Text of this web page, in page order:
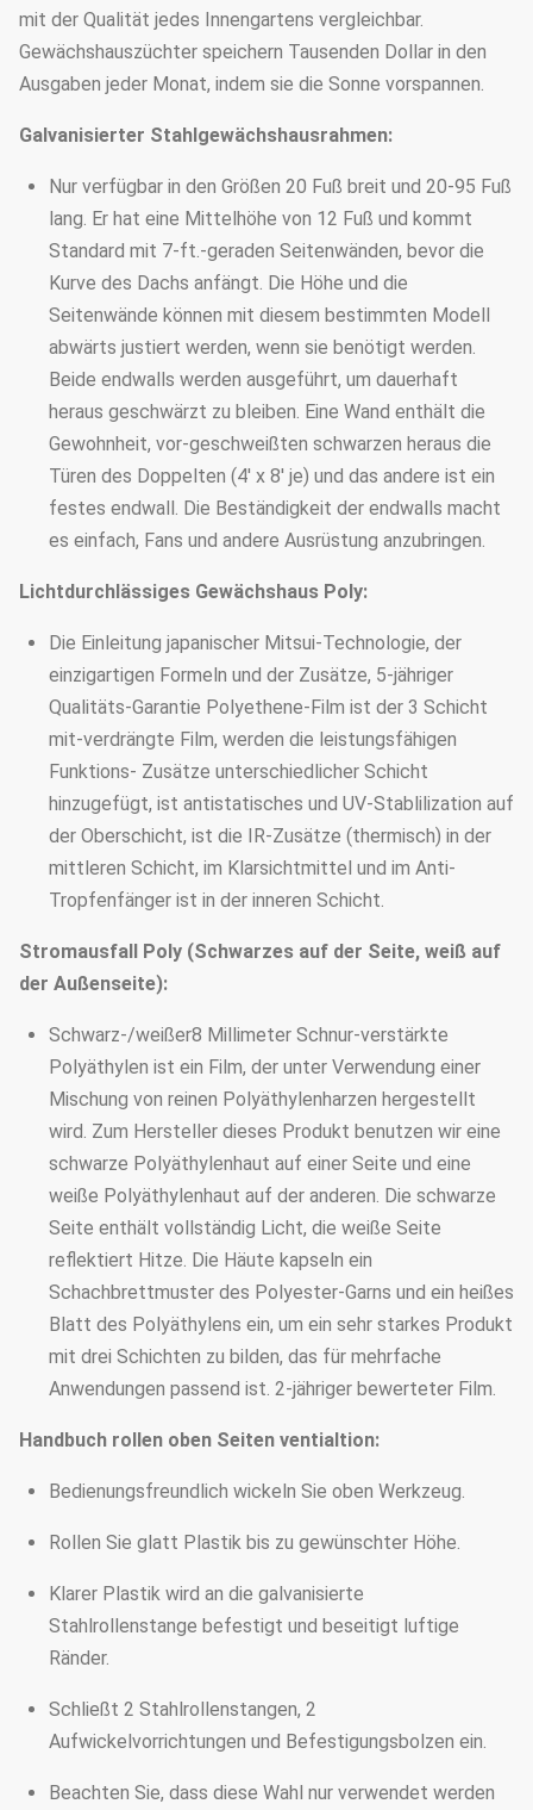
mit der Qualität jedes Innengartens vergleichbar.
Gewächshauszüchter speichern Tausenden Dollar in den
Ausgaben jeder Monat, indem sie die Sonne vorspannen.
Galvanisierter Stahlgewächshausrahmen:
Nur verfügbar in den Größen 20 Fuß breit und 20-95 Fuß
lang. Er hat eine Mittelhöhe von 12 Fuß und kommt
Standard mit 7-ft.-geraden Seitenwänden, bevor die
Kurve des Dachs anfängt. Die Höhe und die
Seitenwände können mit diesem bestimmten Modell
abwärts justiert werden, wenn sie benötigt werden.
Beide endwalls werden ausgeführt, um dauerhaft
heraus geschwärzt zu bleiben. Eine Wand enthält die
Gewohnheit, vor-geschweißten schwarzen heraus die
Türen des Doppelten (4' x 8' je) und das andere ist ein
festes endwall. Die Beständigkeit der endwalls macht
es einfach, Fans und andere Ausrüstung anzubringen.
Lichtdurchlässiges Gewächshaus Poly:
Die Einleitung japanischer Mitsui-Technologie, der
einzigartigen Formeln und der Zusätze, 5-jähriger
Qualitäts-Garantie Polyethene-Film ist der 3 Schicht
mit-verdrängte Film, werden die leistungsfähigen
Funktions- Zusätze unterschiedlicher Schicht
hinzugefügt, ist antistatisches und UV-Stablilization auf
der Oberschicht, ist die IR-Zusätze (thermisch) in der
mittleren Schicht, im Klarsichtmittel und im Anti-
Tropfenfänger ist in der inneren Schicht.
Stromausfall Poly (Schwarzes auf der Seite, weiß auf
der Außenseite):
Schwarz-/weißer8 Millimeter Schnur-verstärkte
Polyäthylen ist ein Film, der unter Verwendung einer
Mischung von reinen Polyäthylenharzen hergestellt
wird. Zum Hersteller dieses Produkt benutzen wir eine
schwarze Polyäthylenhaut auf einer Seite und eine
weiße Polyäthylenhaut auf der anderen. Die schwarze
Seite enthält vollständig Licht, die weiße Seite
reflektiert Hitze. Die Häute kapseln ein
Schachbrettmuster des Polyester-Garns und ein heißes
Blatt des Polyäthylens ein, um ein sehr starkes Produkt
mit drei Schichten zu bilden, das für mehrfache
Anwendungen passend ist. 2-jähriger bewerteter Film.
Handbuch rollen oben Seiten ventialtion:
Bedienungsfreundlich wickeln Sie oben Werkzeug.
Rollen Sie glatt Plastik bis zu gewünschter Höhe.
Klarer Plastik wird an die galvanisierte
Stahlrollenstange befestigt und beseitigt luftige
Ränder.
Schließt 2 Stahlrollenstangen, 2
Aufwickelvorrichtungen und Befestigungsbolzen ein.
Beachten Sie, dass diese Wahl nur verwendet werden